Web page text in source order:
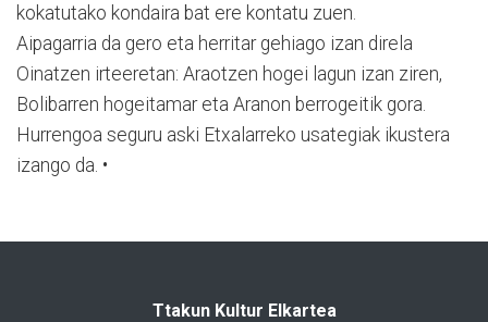
kokatutako kondaira bat ere kontatu zuen.
Aipagarria da gero eta herritar gehiago izan direla
Oinatzen irteeretan: Araotzen hogei lagun izan ziren,
Bolibarren hogeitamar eta Aranon berrogeitik gora.
Hurrengoa seguru aski Etxalarreko usategiak ikustera
izango da. •
Ttakun Kultur Elkartea